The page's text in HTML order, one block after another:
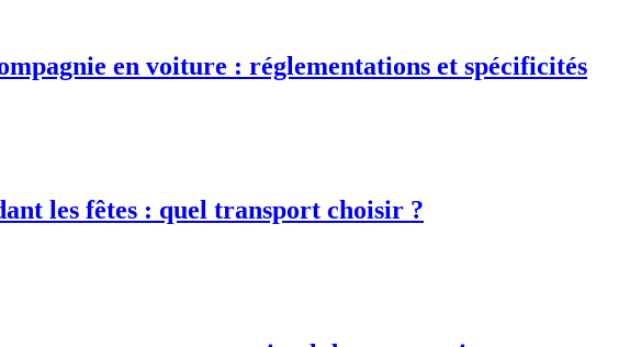
en voiture : réglementations et spécificités
les fêtes : quel transport choisir ?